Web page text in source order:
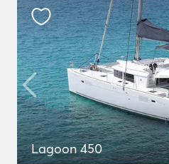
Lagoon 450